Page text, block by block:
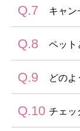
クレジットカ
ご相談くださ
前日までにご
※減員・日程
いたします。
Q.7 キャン
ご予約のお取
泊日の前日よ
【前日】50
Q.8 ペット
ペットは1サ
ドをご利用下
※建物内へは
Q.9 どのよ
現金またはク
Q.10 チェッ